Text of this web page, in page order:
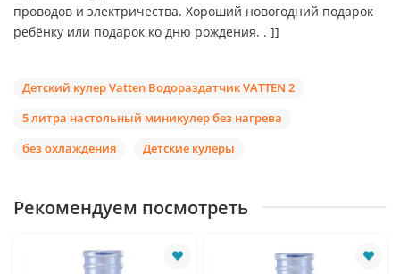
проводов и электричества. Хороший новогодний подарок
ребёнку или подарок ко дню рождения. . ]]
Детский кулер Vatten Водораздатчик VATTEN 2
5 литра настольный миникулер без нагрева
без охлаждения
Детские кулеры
Рекомендуем посмотреть